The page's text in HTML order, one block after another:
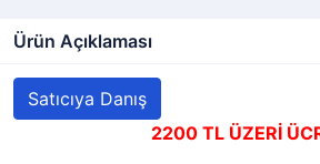
Ürün Açıklaması
Satıcıya Danış
2200 TL ÜZERİ